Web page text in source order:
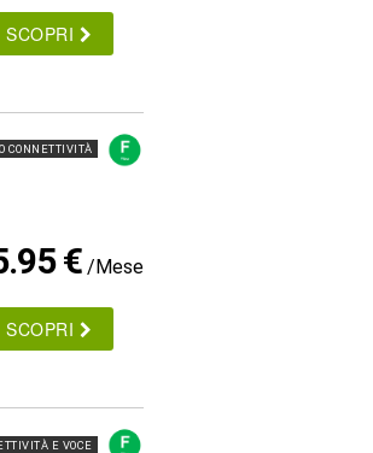
SCOPRI
CONNETTIVITÀ
€ /Mese
SCOPRI
E VOCE